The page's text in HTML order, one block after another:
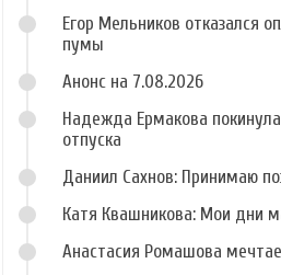
Егор Мельников отказался
пумы
Анонс на 7.08.2026
Надежда Ермакова
отпуска
Даниил Сахнов: Принимаю
Катя Квашникова: Мои дни
Анастасия Ромашова